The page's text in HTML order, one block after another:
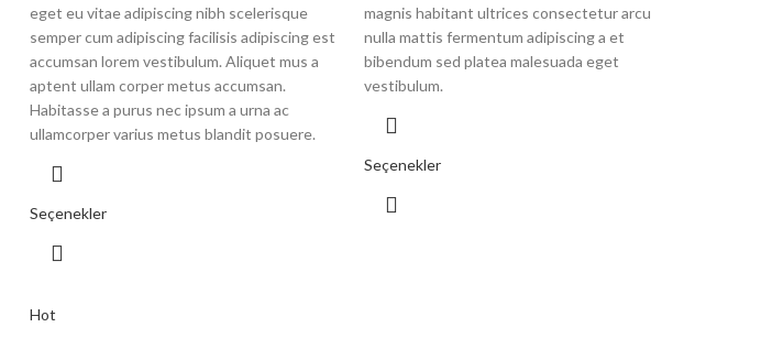
eget eu vitae adipiscing nibh scelerisque
semper cum adipiscing facilisis adipiscing est
accumsan lorem vestibulum. Aliquet mus a
aptent ullam corper metus accumsan.
Habitasse a purus nec ipsum a urna ac
ullamcorper varius metus blandit posuere.
Seçenekler
magnis habitant ultrices consectetur arcu
nulla mattis fermentum adipiscing a et
bibendum sed platea malesuada eget
vestibulum.
Seçenekler
Hot